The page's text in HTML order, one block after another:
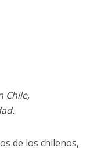
Chile,
de los chilenos,